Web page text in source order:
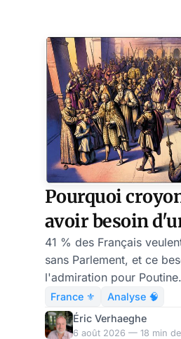
Pourquoi
avoir besoin
ou d'un roi
France ?
41 % des Français
sans Parlement, et ce
l'admiration pour
ni sauveur ne releveront
France ⚜️
Analyse 🧠
Éric Verhaeghe
6 août 2026 — 18 min